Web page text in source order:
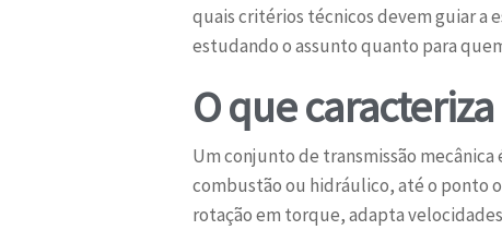
quais critérios técnicos devem guiar a
estudando o assunto quanto para
O que
Um conjunto de transmissão
combustão ou hidráulico, até o ponto
rotação em torque, adapta